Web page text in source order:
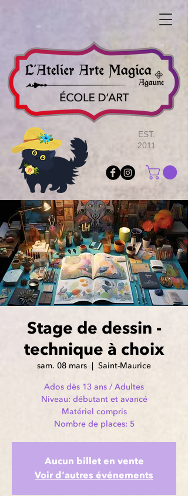
EST.
2011
Stage de dessin -
technique à choix
sam. 08 mars
  |
Saint-Maurice
Ados dès 13 ans / Adultes
Niveau: débutant et avancé
Matériel compris
Nombre de places: 5
Aucun billet en vente
Voir d'autres événements